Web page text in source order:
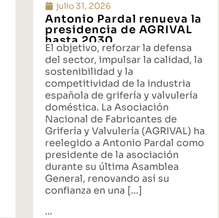
julio 31, 2026
Antonio Pardal renueva la
presidencia de AGRIVAL
hasta 2030
El objetivo, reforzar la defensa
del sector, impulsar la calidad, la
sostenibilidad y la
competitividad de la industria
española de grifería y valvulería
doméstica. La Asociación
Nacional de Fabricantes de
Grifería y Valvulería (AGRIVAL) ha
reelegido a Antonio Pardal como
presidente de la asociación
durante su última Asamblea
General, renovando así su
confianza en una […]
...